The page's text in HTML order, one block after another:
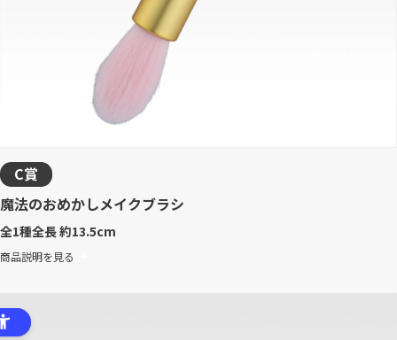
C賞
魔法のおめかしメイクブラシ
全1種全長 約13.5cm
商品説明を見る